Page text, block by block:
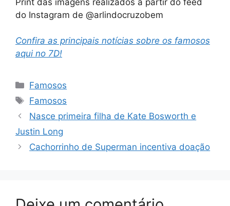
do Instagram de @arlindocruzobem
Confira as principais notícias sobre os famosos
aqui no 7D!
Categorias
Famosos
Tags
Famosos
Nasce primeira filha de Kate Bosworth e
Justin Long
Cachorrinho de Superman incentiva doação